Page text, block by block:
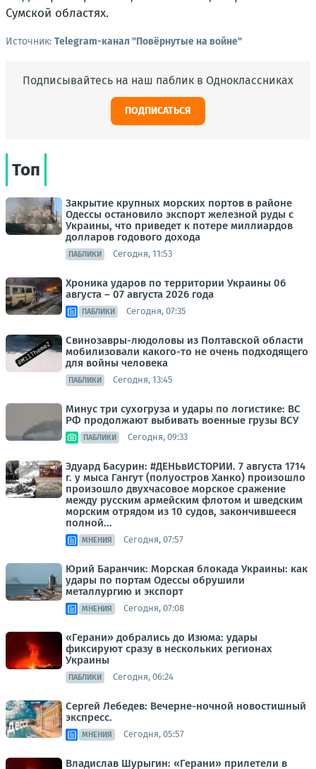
Сумской областях.
Источник: Telegram-канал "Повёрнутые на войне"
Подписывайтесь на наш паблик в Одноклассниках
ПОДПИСАТЬСЯ
Топ
Закрытие крупных морских портов в районе
Одессы остановило экспорт железной руды с
Украины, что приведет к потере миллиардов
долларов годового дохода
ПАБЛИКИ Сегодня, 11:53
Хроника ударов по территории Украины 06
августа – 07 августа 2026 года
ПАБЛИКИ Сегодня, 07:35
Свинозавры-людоловы из Полтавской области
мобилизовали какого-то не очень подходящего
для войны человека
ПАБЛИКИ Сегодня, 13:45
Минус три сухогруза и удары по логистике: ВС
РФ продолжают выбивать военные грузы ВСУ
ПАБЛИКИ Сегодня, 09:33
Эдуард Басурин: #ДЕНЬвИСТОРИИ. 7 августа 1714
г. у мыса Гангут (полуостров Ханко) произошло
произошло двухчасовое морское сражение
между русским армейским флотом и шведским
морским отрядом из 10 судов, закончившееся
полной...
МНЕНИЯ Сегодня, 07:57
Юрий Баранчик: Морская блокада Украины: как
удары по портам Одессы обрушили
металлургию и экспорт
МНЕНИЯ Сегодня, 07:08
«Герани» добрались до Изюма: удары
фиксируют сразу в нескольких регионах
Украины
ПАБЛИКИ Сегодня, 06:24
Сергей Лебедев: Вечерне-ночной новостишный
экспресс.
МНЕНИЯ Сегодня, 05:57
Владислав Шурыгин: «Герани» прилетели в